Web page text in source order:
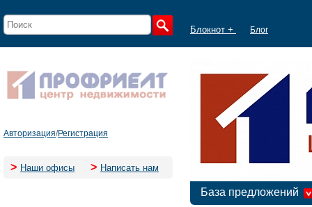
Блокнот + Блог
Авторизация/Регистрация
> Наши офисы > Написать нам
База предложений